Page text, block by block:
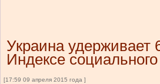
Украина удерживает
Индексе
[17:59 09 апреля 2015 года ]